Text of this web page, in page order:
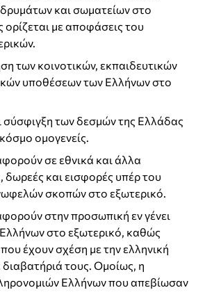
και σωματείων στο
ορίζεται με αποφάσεις του
των κοινοτικών, εκπαιδευτικών
υποθέσεων των Ελλήνων στο
σύσφιγξη των δεσμών της Ελλάδας
ομογενείς.
σε εθνικά και άλλα
και εισφορές υπέρ του
σκοπών στο εξωτερικό.
στην προσωπική εν γένει
στο εξωτερικό, καθώς
έχουν σχέση με την ελληνική
διαβατήριά τους. Ομοίως, η
Ελλήνων που απεβίωσαν